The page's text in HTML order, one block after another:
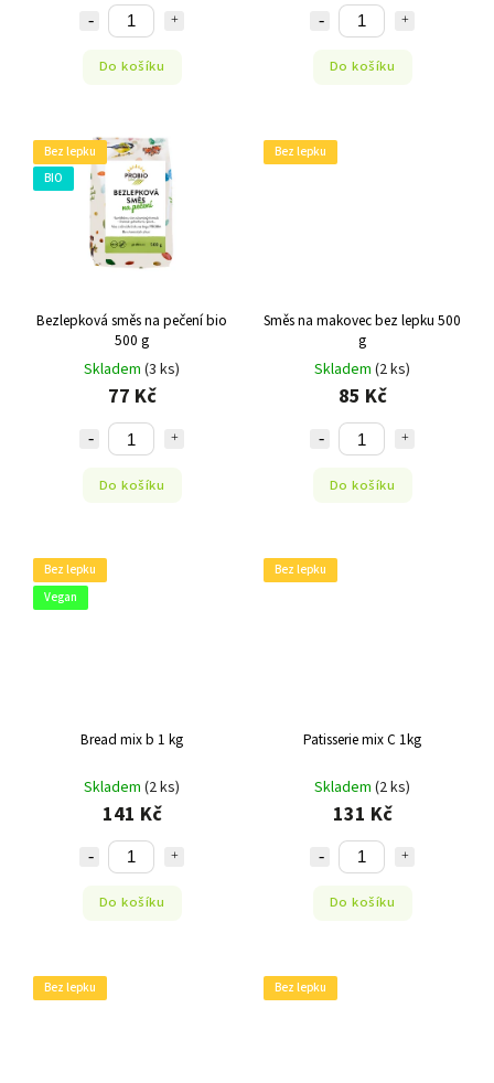
Do košíku Do košíku
Bez lepku
BIO
Bezlepková směs na pečení bio
500 g
Skladem (3 ks)
77 Kč
Do košíku
Bez lepku
Směs na makovec bez lepku 500
g
Skladem (2 ks)
85 Kč
Do košíku
Bez lepku
Vegan
Bread mix b 1 kg
Skladem (2 ks)
141 Kč
Do košíku
Bez lepku
Patisserie mix C 1kg
Skladem (2 ks)
131 Kč
Do košíku
Bez lepku Bez lepku